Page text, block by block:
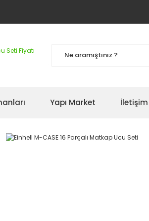
Yapı Market İletişim